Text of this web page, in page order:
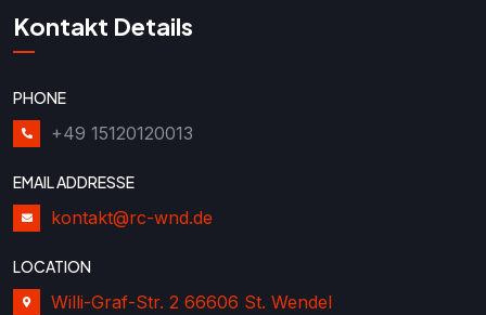
Kontakt Details
PHONE
+49 15120120013
EMAIL ADDRESSE
kontakt@rc-wnd.de
LOCATION
Willi-Graf-Str. 2 66606 St. Wendel